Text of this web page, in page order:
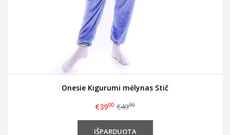
Onesie Kigurumi mėlynas Stič
€3900 €4900